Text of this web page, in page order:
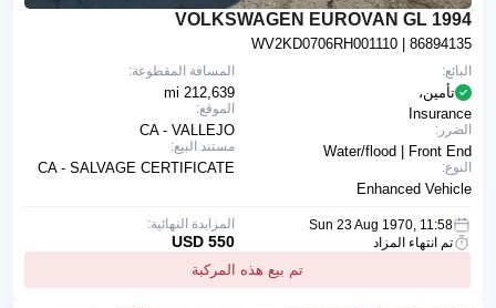
1994 VOLKSWAGEN EUROVAN GL
WV2KD0706RH001110 | 86894135
المسافة المقطوعة:
212,639 mi
الموقع:
CA - VALLEJO
مستند البيع:
CA - SALVAGE CERTIFICATE
البائع:
تأمين،
Insurance
الضرر:
Water/flood | Front End
النوع:
Enhanced Vehicle
Sun 23 Aug 1970, 11:58
تم انتهاء المزاد
تم بيع هذه المركبة
المزايدة النهائية:
550 USD